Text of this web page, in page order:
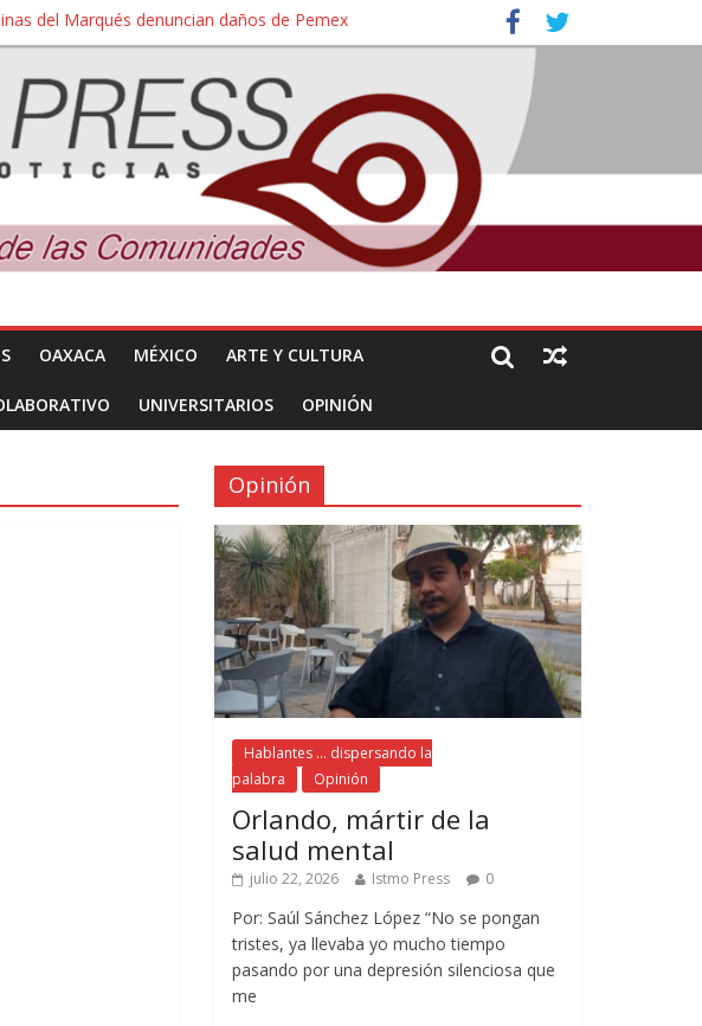
del Marqués denuncian daños de Pemex
las aulas tras amparo
a los autores materiales e intelectuales de su asesinato
parque eólico
Oyamel
OAXACA MÉXICO ARTE Y CULTURA
UNIVERSITARIOS OPINIÓN
Opinión
Hablantes ... dispersando la
palabra
Opinión
Orlando, mártir de la
salud mental
julio 22, 2026 Istmo Press 0
Por: Saúl Sánchez López “No se pongan
tristes, ya llevaba yo mucho tiempo
pasando por una depresión silenciosa que
me